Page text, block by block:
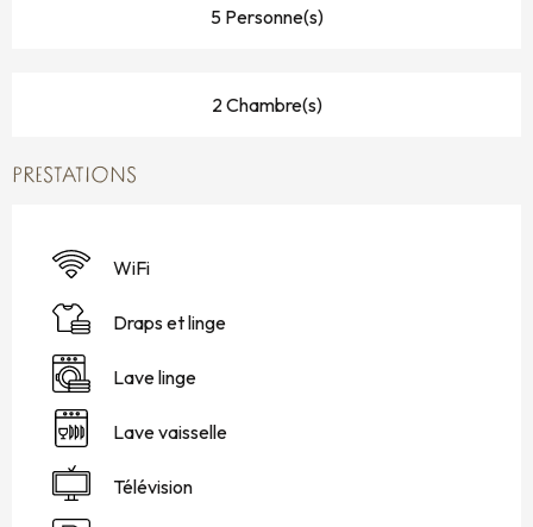
5 Personne(s)
2 Chambre(s)
PRESTATIONS
WiFi
Draps et linge
Lave linge
Lave vaisselle
Télévision